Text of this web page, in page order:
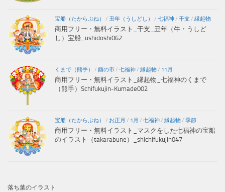
宝船（たからぶね） / 丑年（うしどし） / 七福神/ 干支 / 縁起物
商用フリー・無料イラスト_干支_丑年（牛・うしど
し）宝船_ushidoshi062
くまで（熊手） / 酉の市/ 七福神/ 縁起物/ 11月
商用フリー・無料イラスト_縁起物_七福神のくまで
（熊手）Schifukujin-Kumade002
宝船（たからぶね） / お正月 / 1月 / 七福神/ 縁起物/ 季節
商用フリー・無料イラスト_マスクをした七福神の宝船
のイラスト（takarabune）_shichifukujin047
落ち葉のイラスト